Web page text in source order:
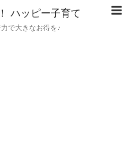
ハッピー子育て
で大きなお得を♪